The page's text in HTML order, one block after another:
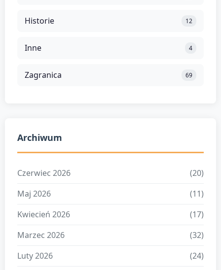
Historie 12
Inne 4
Zagranica 69
Archiwum
Czerwiec 2026
(20)
Maj 2026
(11)
Kwiecień 2026
(17)
Marzec 2026
(32)
Luty 2026
(24)